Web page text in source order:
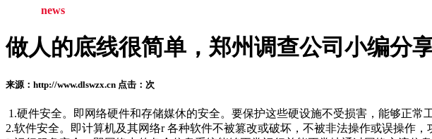
news
做人的底线很简单，郑州调查公司小编分
来源：http://www.dlswzx.cn 点击： 次
1.硬件安全。即网络硬件和存储媒休的安全。要保护这些硬设施不受损害，能够正常工
2.软件安全。即计算机及其网络r 各种软件不被篡改或破坏，不被非法操作或误操作，